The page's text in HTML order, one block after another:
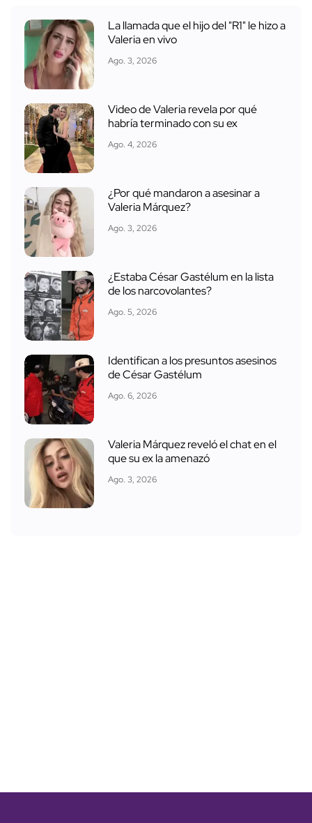
La llamada que el hijo del "R1" le hizo a
Valeria en vivo
Ago. 3, 2026
Video de Valeria revela por qué
habría terminado con su ex
Ago. 4, 2026
¿Por qué mandaron a asesinar a
Valeria Márquez?
Ago. 3, 2026
¿Estaba César Gastélum en la lista
de los narcovolantes?
Ago. 5, 2026
Identifican a los presuntos asesinos
de César Gastélum
Ago. 6, 2026
Valeria Márquez reveló el chat en el
que su ex la amenazó
Ago. 3, 2026